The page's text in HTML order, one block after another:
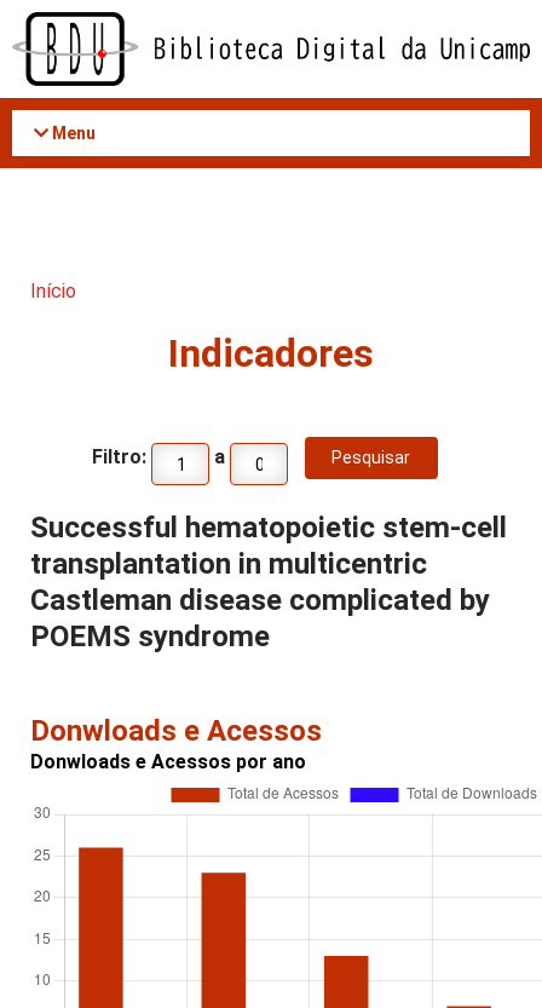
Acessar
conteúdo
Menu
Início
Indicadores
Filtro: a
Successful hematopoietic stem-cell
transplantation in multicentric
Castleman disease complicated by
POEMS syndrome
Donwloads e Acessos
Donwloads e Acessos por ano